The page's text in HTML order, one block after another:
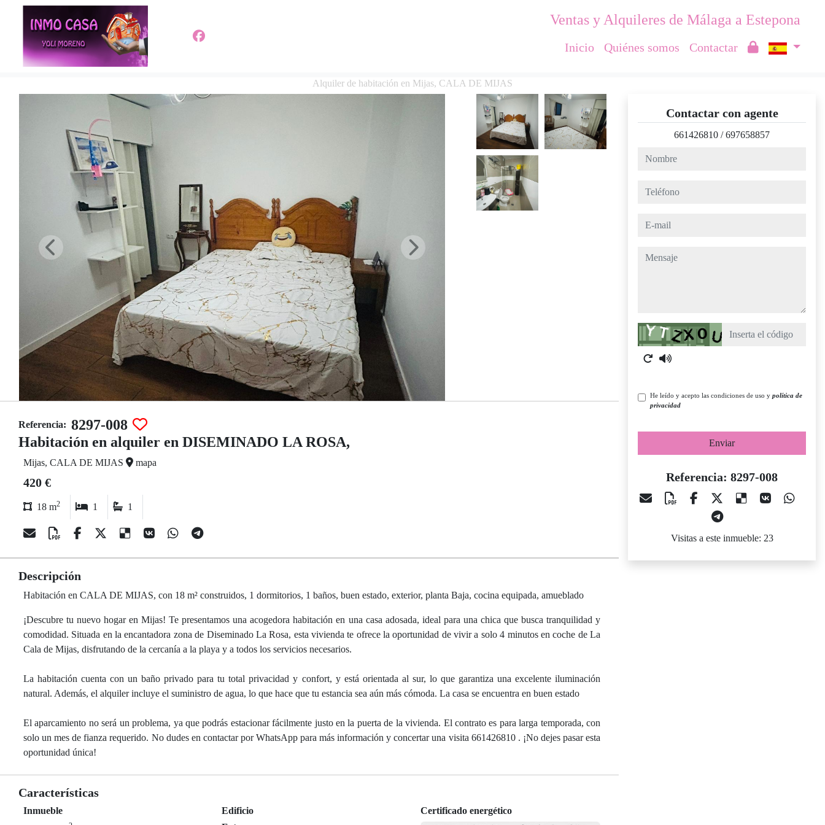
Ventas y Alquileres de Málaga a Estepona
Inicio Quiénes somos Contactar
Alquiler de habitación en Mijas, CALA DE MIJAS
Referencia: 8297-008
Habitación en alquiler en DISEMINADO LA ROSA,
Mijas, CALA DE MIJAS mapa
420 €
18 m2 1 1
Descripción
Habitación en CALA DE MIJAS, con 18 m² construidos, 1 dormitorios, 1 baños, buen estado, exterior, planta Baja, cocina equipada, amueblado
¡Descubre tu nuevo hogar en Mijas! Te presentamos una acogedora habitación en una casa adosada, ideal para una chica que busca tranquilidad y
comodidad. Situada en la encantadora zona de Diseminado La Rosa, esta vivienda te ofrece la oportunidad de vivir a solo 4 minutos en coche de La
Cala de Mijas, disfrutando de la cercanía a la playa y a todos los servicios necesarios.
La habitación cuenta con un baño privado para tu total privacidad y confort, y está orientada al sur, lo que garantiza una excelente iluminación
natural. Además, el alquiler incluye el suministro de agua, lo que hace que tu estancia sea aún más cómoda. La casa se encuentra en buen estado
El aparcamiento no será un problema, ya que podrás estacionar fácilmente justo en la puerta de la vivienda. El contrato es para larga temporada, con
solo un mes de fianza requerido. No dudes en contactar por WhatsApp para más información y concertar una visita 661426810 . ¡No dejes pasar esta
oportunidad única!
Características
Inmueble
Edificio
Certificado energético
Contactar con agente
661426810 /697658857
nombre
teléfono
e-mail
mensaje
Captcha
He leído y acepto las condiciones de uso y política de
privacidad
Enviar
Referencia: 8297-008
Visitas a este inmueble: 23